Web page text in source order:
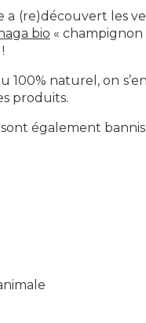
a (re)découvert les
bio « champignon
!
100% naturel, on
produits.
également bannis,